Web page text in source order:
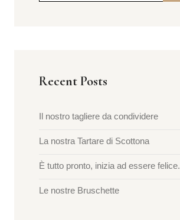
Recent Posts
Il nostro tagliere da condividere
La nostra Tartare di Scottona
È tutto pronto, inizia ad essere felice.
Le nostre Bruschette